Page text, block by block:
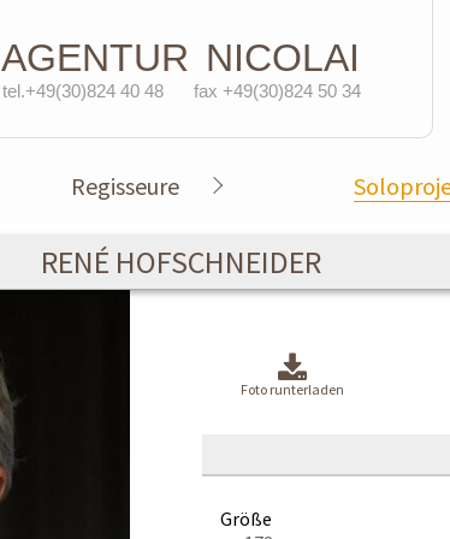
AGENTUR NICOLAI
tel.+49(30)824 40 48 fax +49(30)824 50 34
Regisseure
RENÉ HOFSCHNEIDER
Foto runterladen
Größe